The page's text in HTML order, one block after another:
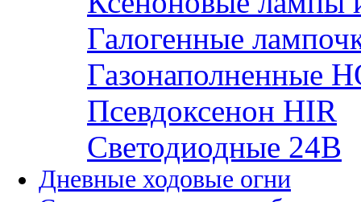
Галогенные
Газонаполненные
Псевдоксенон HIR
Cветодиодные 24B
Дневные ходовые огни